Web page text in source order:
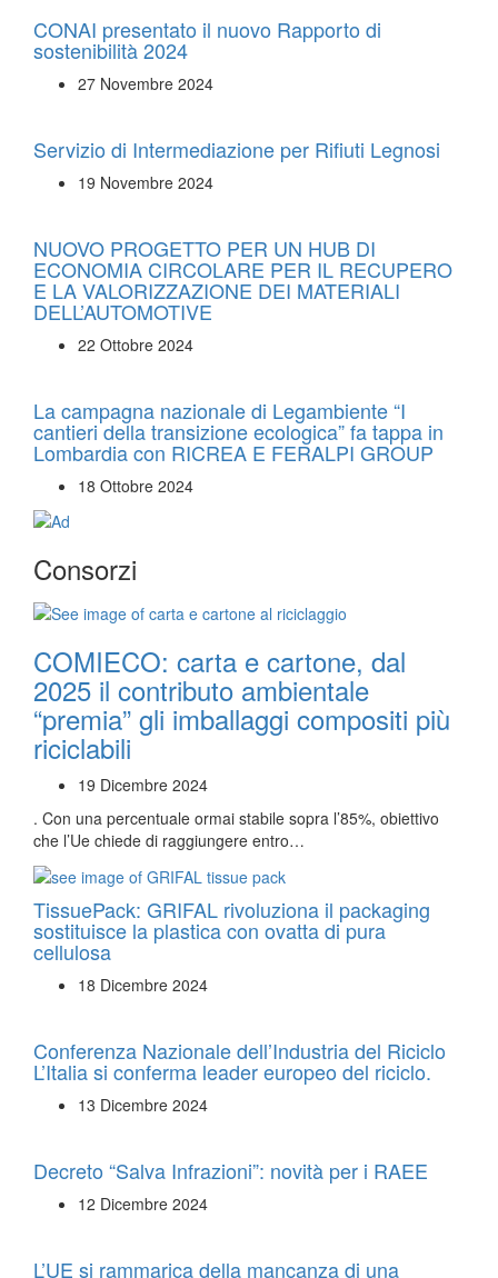
CONAI presentato il nuovo Rapporto di
sostenibilità 2024
27 Novembre 2024
Servizio di Intermediazione per Rifiuti Legnosi
19 Novembre 2024
NUOVO PROGETTO PER UN HUB DI
ECONOMIA CIRCOLARE PER IL RECUPERO
E LA VALORIZZAZIONE DEI MATERIALI
DELL’AUTOMOTIVE
22 Ottobre 2024
La campagna nazionale di Legambiente “I
cantieri della transizione ecologica” fa tappa in
Lombardia con RICREA E FERALPI GROUP
18 Ottobre 2024
Consorzi
COMIECO: carta e cartone, dal
2025 il contributo ambientale
“premia” gli imballaggi compositi più
riciclabili
19 Dicembre 2024
. Con una percentuale ormai stabile sopra l’85%, obiettivo
che l’Ue chiede di raggiungere entro…
TissuePack: GRIFAL rivoluziona il packaging
sostituisce la plastica con ovatta di pura
cellulosa
18 Dicembre 2024
Conferenza Nazionale dell’Industria del Riciclo
L’Italia si conferma leader europeo del riciclo.
13 Dicembre 2024
Decreto “Salva Infrazioni”: novità per i RAEE
12 Dicembre 2024
L’UE si rammarica della mancanza di una